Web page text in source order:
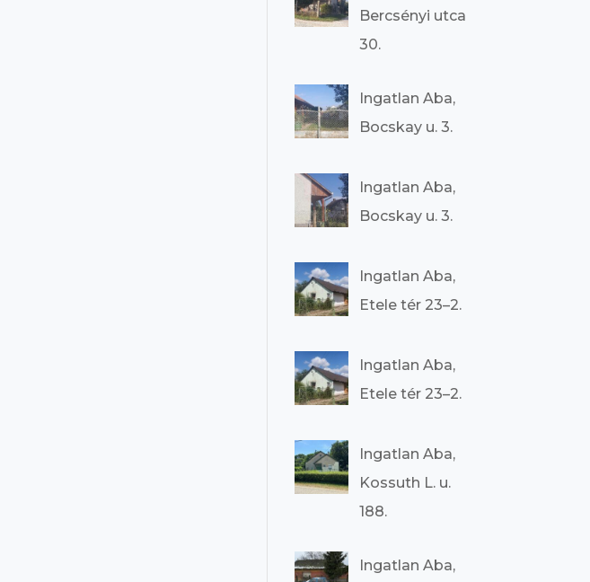
Bercsényi utca
30.
Ingatlan Aba,
Bocskay u. 3.
Ingatlan Aba,
Bocskay u. 3.
Ingatlan Aba,
Etele tér 23–2.
Ingatlan Aba,
Etele tér 23–2.
Ingatlan Aba,
Kossuth L. u.
188.
Ingatlan Aba,